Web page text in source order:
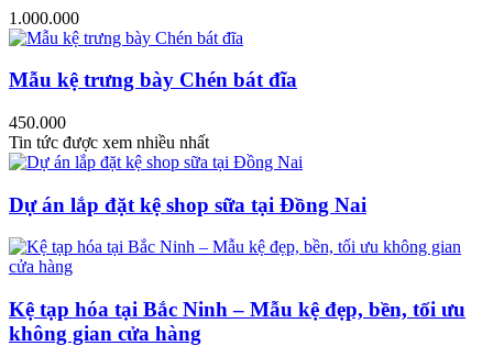
1.000.000
Mẫu kệ trưng bày Chén bát đĩa
450.000
Tin tức được xem nhiều nhất
Dự án lắp đặt kệ shop sữa tại Đồng Nai
Kệ tạp hóa tại Bắc Ninh – Mẫu kệ đẹp, bền, tối ưu
không gian cửa hàng